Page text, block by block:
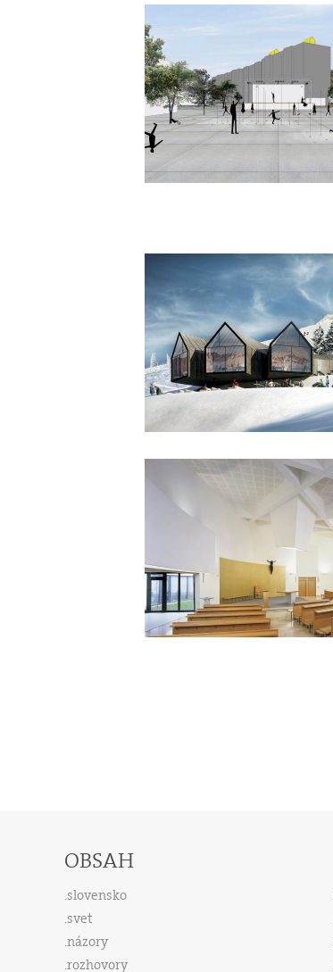
OBSAH
slovensko
svet
názory
rozhovory